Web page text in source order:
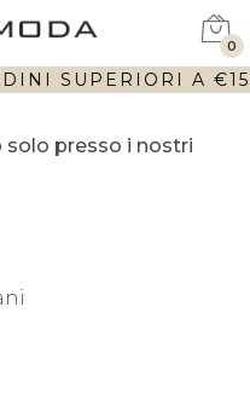
SUPERIORI A
0
presso i nostri